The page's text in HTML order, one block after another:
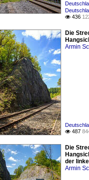
 436
Die
Armin
 487
Die
der
Armin